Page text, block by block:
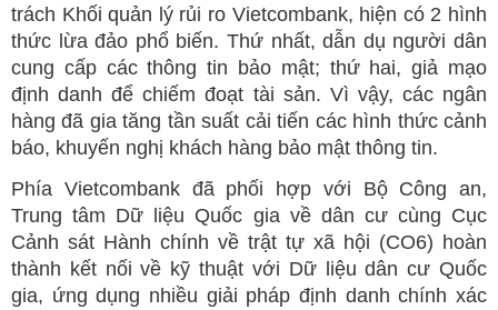
trách Khối quản lý rủi ro Vietcombank, hiện có 2 hình
thức lừa đảo phổ biến. Thứ nhất, dẫn dụ người dân
cung cấp các thông tin bảo mật; thứ hai, giả mạo
định danh để chiếm đoạt tài sản. Vì vậy, các ngân
hàng đã gia tăng tần suất cải tiến các hình thức cảnh
báo, khuyến nghị khách hàng bảo mật thông tin.
Phía Vietcombank đã phối hợp với Bộ Công an,
Trung tâm Dữ liệu Quốc gia về dân cư cùng Cục
Cảnh sát Hành chính về trật tự xã hội (CO6) hoàn
thành kết nối về kỹ thuật với Dữ liệu dân cư Quốc
gia, ứng dụng nhiều giải pháp định danh chính xác